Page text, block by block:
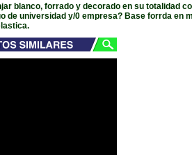
blanco, forrado y decorado en su totalidad
de universidad y/0 empresa? Base forrda en